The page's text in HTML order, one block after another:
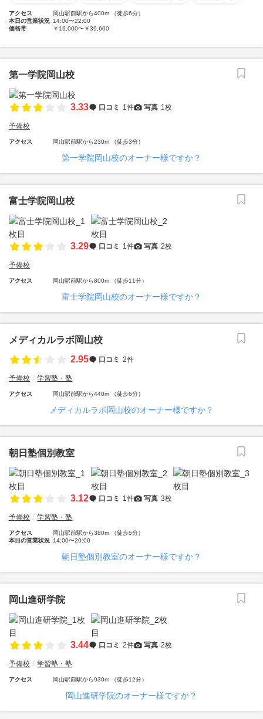
アクセス
岡山駅前駅から400m （徒歩6分）
本日の営業状況 14:00〜22:00
価格帯
￥16,000〜￥39,600
第一学院岡山校
3.33 口コミ 1件 写真 1枚
予備校
アクセス 岡山駅前駅から230m （徒歩3分）
第一学院岡山校のオーナー様ですか？
富士学院岡山校
3.29 口コミ 1件 写真 2枚
予備校
アクセス 岡山駅前駅から800m （徒歩11分）
富士学院岡山校のオーナー様ですか？
メディカルラボ岡山校
2.95
口コミ 2件
予備校 学習塾・塾
アクセス 岡山駅前駅から440m （徒歩6分）
メディカルラボ岡山校のオーナー様ですか？
朝日塾個別教室
3.12 口コミ 1件 写真 3枚
予備校 学習塾・塾
アクセス
岡山駅前駅から380m （徒歩5分）
本日の営業状況 14:00〜20:00
朝日塾個別教室のオーナー様ですか？
岡山進研学院
3.44 口コミ 2件 写真 2枚
予備校 学習塾・塾
アクセス 岡山駅前駅から930m （徒歩12分）
岡山進研学院のオーナー様ですか？